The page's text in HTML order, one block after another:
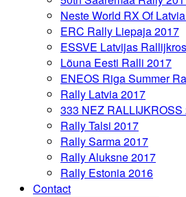
Neste World RX Of
ERC Rally Liepaja 2017
ESSVE Latvijas
Lõuna Eesti Ralli 2017
ENEOS Riga Summer
Rally Latvia 2017
333 NEZ RALLIJKROSS
Rally Talsi 2017
Rally Sarma 2017
Rally Aluksne 2017
Rally Estonia 2016
Contact